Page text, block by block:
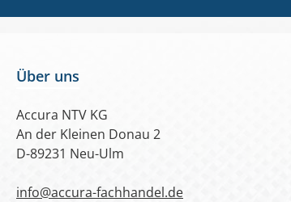
Über uns
Accura NTV KG
An der Kleinen Donau 2
D-89231 Neu-Ulm
info@accura-fachhandel.de